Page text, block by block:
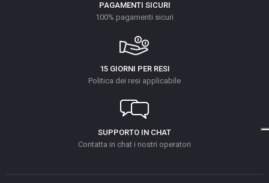
PAGAMENTI SICURI
100% pagamenti sicuri
15 GIORNI PER RESI
Politica dei resi applicabile
SUPPORTO IN CHAT
Contatta in chat i nostri operatori